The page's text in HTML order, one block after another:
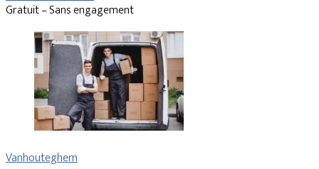
Gratuit – Sans engagement
Vanhouteghem